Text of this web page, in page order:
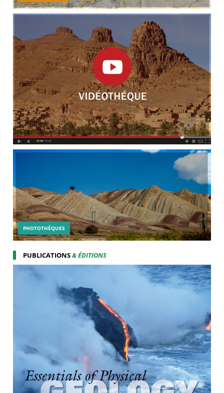
PHOTOTHÉQUES
PUBLICATIONS& ÉDITIONS